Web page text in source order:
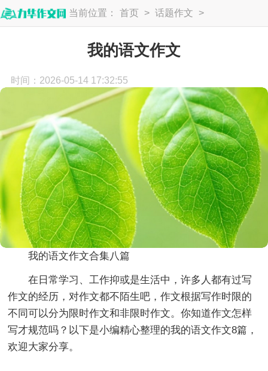
当前位置： 首页 > 话题作文 >
我的语文作文
时间：2026-05-14 17:32:55
我的语文作文合集八篇
在日常学习、工作抑或是生活中，许多人都有过写
作文的经历，对作文都不陌生吧，作文根据写作时限的
不同可以分为限时作文和非限时作文。你知道作文怎样
写才规范吗？以下是小编精心整理的我的语文作文8篇，
欢迎大家分享。